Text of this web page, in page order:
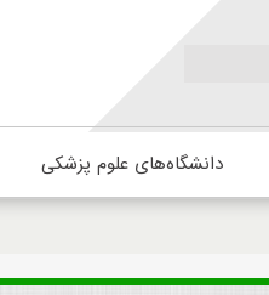
دانشگاه‌های علوم پزشکی